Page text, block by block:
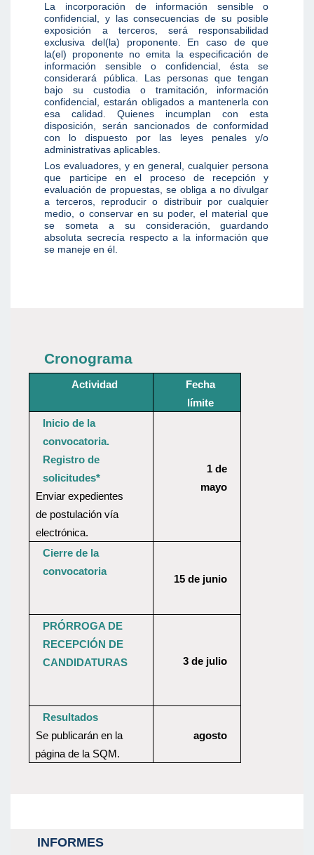
La incorporación de información sensible o
confidencial, y las consecuencias de su posible
exposición a terceros, será responsabilidad
exclusiva del(la) proponente. En caso de que
la(el) proponente no emita la especificación de
información sensible o confidencial, ésta se
considerará pública. Las personas que tengan
bajo su custodia o tramitación, información
confidencial, estarán obligados a mantenerla con
esa calidad. Quienes incumplan con esta
disposición, serán sancionados de conformidad
con lo dispuesto por las leyes penales y/o
administrativas aplicables.
Los evaluadores, y en general, cualquier persona
que participe en el proceso de recepción y
evaluación de propuestas, se obliga a no divulgar
a terceros, reproducir o distribuir por cualquier
medio, o conservar en su poder, el material que
se someta a su consideración, guardando
absoluta secrecía respecto a la información que
se maneje en él.
Cronograma
Actividad
Fecha
límite
Inicio de la
convocatoria.
Registro de
solicitudes*
Enviar expedientes
de postulación vía
electrónica.
1 de
mayo
Cierre de la
convocatoria
15 de junio
PRÓRROGA DE
RECEPCIÓN DE
CANDIDATURAS
3 de julio
Resultados
Se publicarán en la
página de la SQM.
agosto
INFORMES